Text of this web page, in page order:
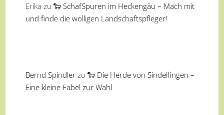
Erika zu 🐑 SchafSpuren im Heckengäu – Mach mit
und finde die wolligen Landschaftspfleger!
Bernd Spindler zu 🐑 Die Herde von Sindelfingen –
Eine kleine Fabel zur Wahl